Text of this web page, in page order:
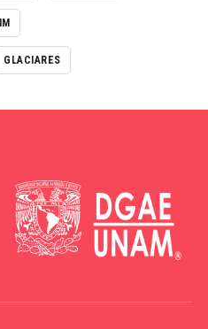
GLACIARES